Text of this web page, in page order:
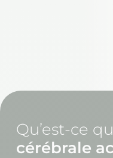
Qu’est-ce
cérébrale